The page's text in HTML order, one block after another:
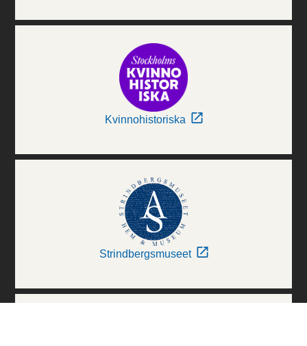
Kvinnohistoriska
Strindbergsmuseet